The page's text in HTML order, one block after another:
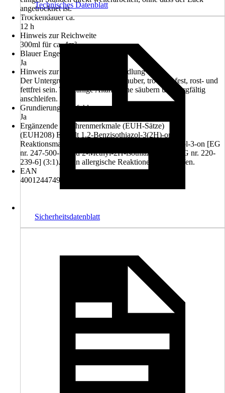
angetrocknet ist.
Trockendauer ca.
12 h
Hinweis zur Reichweite
300ml für ca. 4m²
Blauer Engel
Ja
Hinweis zur Untergrundvorbehandlung
Der Untergrund muss tragfähig, sauber, trocken, fest, rost- und
fettfrei sein. Tragfähige Altanstriche säubern und sorgfältig
anschleifen.
Grundierung empfohlen
Ja
Ergänzende Gefahrenmerkmale (EUH-Sätze)
(EUH208) Enthält 1,2-Benzisothiazol-3(2H)-on,
Reaktionsmasse aus: 5-Chlor-2-methyl-2H-isothiazol-3-on [EG
nr. 247-500-7] und 2-Methyl-2H-isothiazol-3-on [EG nr. 220-
239-6] (3:1). Kann allergische Reaktionen hervorrufen.
EAN
4001244749584
Technisches Datenblatt
Sicherheitsdatenblatt